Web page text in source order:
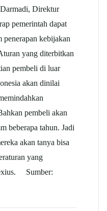
Direktur
pemerintah dapat
penerapan kebijakan
yang diterbitkan
pembeli di luar
akan dinilai
pembeli akan
beberapa tahun. Jadi
akan tanya bisa
yang
Sumber: